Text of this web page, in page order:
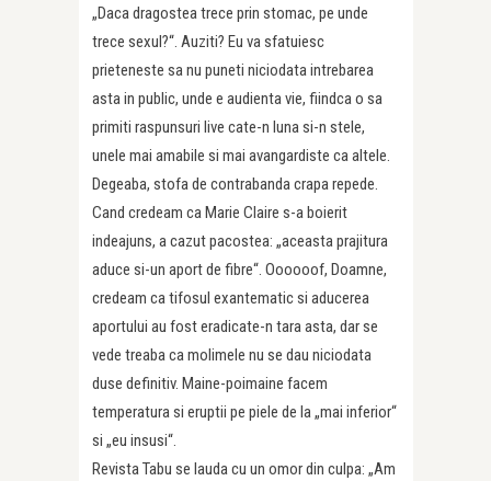
„Daca dragostea trece prin stomac, pe unde
trece sexul?“. Auziti? Eu va sfatuiesc
prieteneste sa nu puneti niciodata intrebarea
asta in public, unde e audienta vie, fiindca o sa
primiti raspunsuri live cate-n luna si-n stele,
unele mai amabile si mai avangardiste ca altele.
Degeaba, stofa de contrabanda crapa repede.
Cand credeam ca Marie Claire s-a boierit
indeajuns, a cazut pacostea: „aceasta prajitura
aduce si-un aport de fibre“. Oooooof, Doamne,
credeam ca tifosul exantematic si aducerea
aportului au fost eradicate-n tara asta, dar se
vede treaba ca molimele nu se dau niciodata
duse definitiv. Maine-poimaine facem
temperatura si eruptii pe piele de la „mai inferior“
si „eu insusi“.
Revista Tabu se lauda cu un omor din culpa: „Am